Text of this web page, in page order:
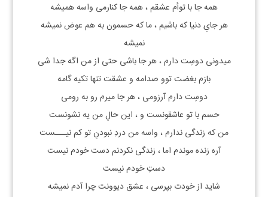
همه جا با توأم عشقم ، همه جا کنارمی واسه همیشه
هر جایِ دنیا که باشیم ، ما که حسمون به هم عوض نمیشه
نمیشه
میدونی دوسِت دارم ، هر جا باشی حتی از من اگه جدا شی
بازم بغضت توو صدامه و عشقت تنها تکیه گامه
دوسِت دارم آرزومی ، هر جا میرم رو به رومی
حسم با تو عاشقونست و ، این حالِ من یه نشونست
من که زندگی ندارم ، واسه من دردِ نبودنِ تو کم نیـــست
آره زنده موندم اما ، زندگی نکردنم دست خودم نیست
دستِ خودم نیست
شاید از خودت بپرسی ، عشق دیوونت چرا آدم نمیشه